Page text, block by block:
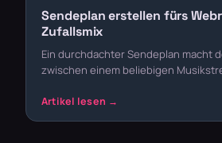
Sendeplan erstellen fürs
Zufallsmix
Ein durchdachter Sendeplan macht
zwischen einem beliebigen